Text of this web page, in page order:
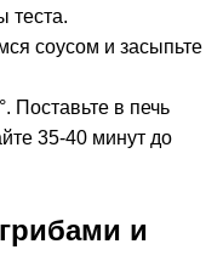
теста.
соусом и засыпьте
Поставьте в печь
35-40 минут до
и